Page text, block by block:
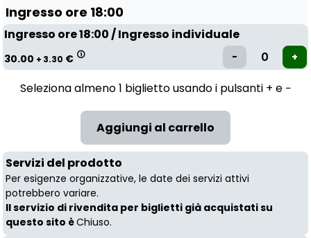
Ingresso ore 18:00
Ingresso ore 18:00 / Ingresso individuale
30.00 + 3.30 €
Seleziona almeno 1 biglietto usando i pulsanti + e −
Servizi del prodotto
Per esigenze organizzative, le date dei servizi attivi
potrebbero variare.
Il servizio di rivendita per biglietti già acquistati su
questo sito èChiuso.